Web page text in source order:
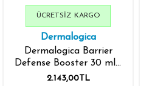
Dermalogica
Dermalogica Barrier
Defense Booster 30 ml -
Hassas Ciltler için
2.143,00TL
ÜCRETSIZ KARGO